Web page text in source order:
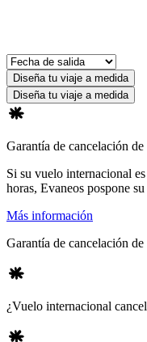
Diseña tu viaje a medida
Diseña tu viaje a medida
Garantía de cancelación
Si su vuelo internacional
horas, Evaneos pospone
Más información
Garantía de cancelación
¿Vuelo internacional